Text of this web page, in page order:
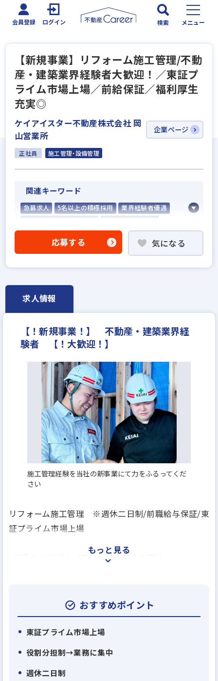
会員登録 ログイン 検索 メニュー
【新規事業】リフォーム施工管理/不動
産・建築業界経験者大歓迎！／東証プ
ライム市場上場／前給保証／福利厚生
充実◎
ケイアイスター不動産株式会社 岡
山営業所
企業ページ
正社員 施工管理・設備管理
関連キーワード
急募求人 5名以上の積極採用
業界経験者優遇
地域密着型
設立30年以上
上場企業のグループ会社
学歴不問
年間休日120日以上
月給25万円
応募する 気になる
求人情報
【！新規事業！】 不動産・建築業界経
験者 【！大歓迎！】
施工管理経験を当社の新事業にて力をふるってくだ
さい
リフォーム施工管理 ※週休二日制/前職給与保証/東
証プライム市場上場
<優秀な人材がケイアイに続々集まる理由>
ーム会社、工務店など様々な企業から多く転職して
来ていただいています。その主な理由は3つ。
離職率は業界平均の半分以下!業務効率化・休暇制
度・残業削減がその秘訣
もっと見る
おすすめポイント
東証プライム市場上場
役割分担制→業務に集中
週休二日制